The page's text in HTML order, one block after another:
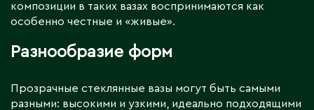
композиции в таких вазах воспринимаются как
особенно честные и «живые».
Разнообразие форм
Прозрачные стеклянные вазы могут быть самыми
разными: высокими и узкими, идеально подходящими